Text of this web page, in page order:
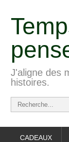
J'aligne des
histoires.
CADEAUX